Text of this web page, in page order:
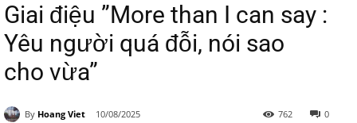
Giai điệu ”More than I can say :
Yêu người quá đỗi, nói sao
cho vừa”
By Hoang Viet 10/08/2025 0
762